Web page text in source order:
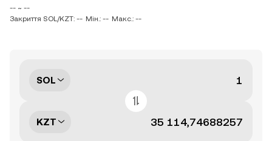
-- ~ --
Закриття SOL/KZT: -- Мін.: -- Макс.: --
SOL
KZT